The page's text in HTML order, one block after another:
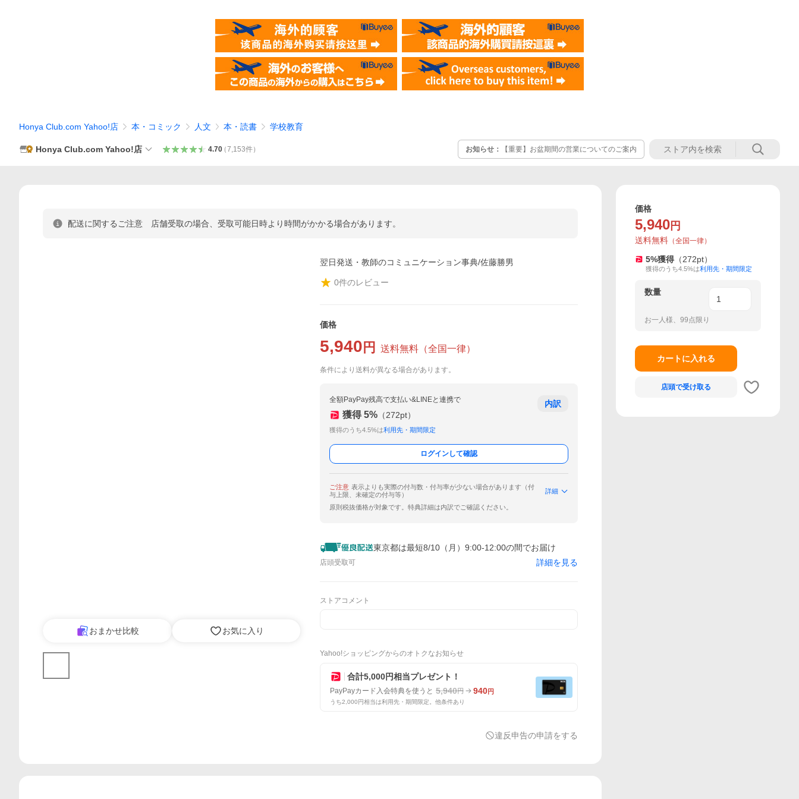
Honya Club.com Yahoo!店 本・コミック 人文 本・読書 学校教育
Honya Club.com Yahoo!店 4.70（7,153件） お知らせ： 【重要】お盆期間の営業についてのご案内
配送に関するご注意 店舗受取の場合、受取可能日時より時間がかかる場合があります。
おまかせ比較 お気に入り
翌日発送・教師のコミュニケーション事典/佐藤勝男
0件のレビュー
価格
5,940 円 送料無料 （全国一律）
条件により送料が異なる場合があります。
全額PayPay残高で支払い&LINEと連携で
獲得 5% （272pt）
獲得のうち4.5%は利用先・期間限定
内訳
ログインして確認
ご注意 表示よりも実際の付与数・付与率が少ない場合があります（付
与上限、未確定の付与等）
詳細
原則税抜価格が対象です。特典詳細は内訳でご確認ください。
東京都は最短8/10（月）9:00-12:00の間でお届け
店頭受取可 詳細を見る
ストアコメント
Yahoo!ショッピングからのオトクなお知らせ
合計5,000円相当プレゼント！
PayPayカード入会特典を使うと 5,940円 940円
うち2,000円相当は利用先・期間限定。他条件あり
違反申告の申請をする
価格
5,940 円
送料無料 （全国一律）
5%獲得 （272pt）
獲得のうち4.5%は利用先・期間限定
数量
お一人様、99点限り
カートに入れる
店頭で受け取る